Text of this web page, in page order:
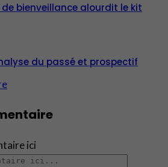
bienveillance alourdit le kit
du passé et prospectif
ici